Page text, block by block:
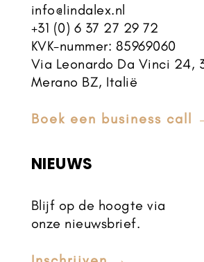
info@lindalex.nl
+31 (0) 6 37 27 29 72
KVK-nummer: 85969060
Via Leonardo Da Vinci 24,
Merano BZ, Italië
Boek een business call
NIEUWS
Blijf op de hoogte via
onze nieuwsbrief.